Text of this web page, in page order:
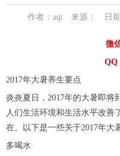
作者：aqi 来源： 日期
微
QQ
2017年大暑养生要点
炎炎夏日，2017年的大暑即将
人们生活环境和生活水平改善
在。以下是一些关于2017年大
多喝水